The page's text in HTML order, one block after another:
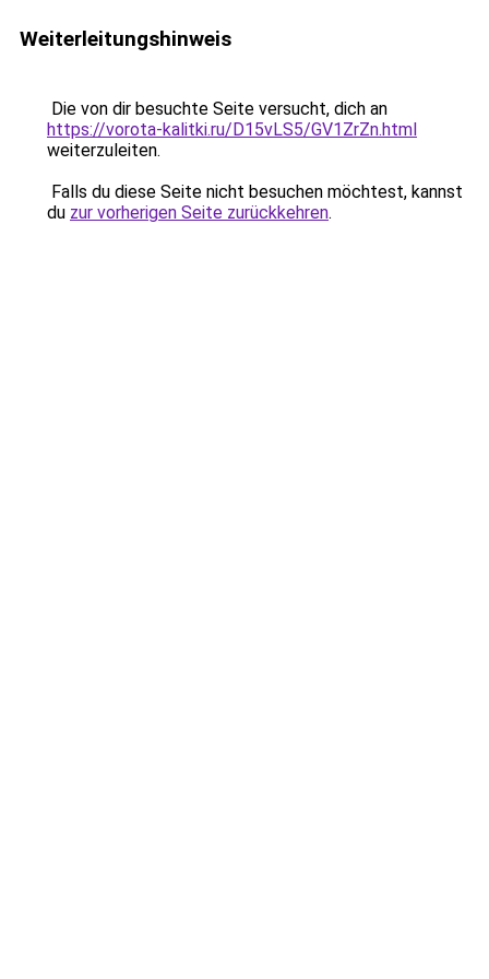
Weiterleitungshinweis
Die von dir besuchte Seite versucht, dich an
https://vorota-kalitki.ru/D15vLS5/GV1ZrZn.html
weiterzuleiten.
Falls du diese Seite nicht besuchen möchtest, kannst
du zur vorherigen Seite zurückkehren.